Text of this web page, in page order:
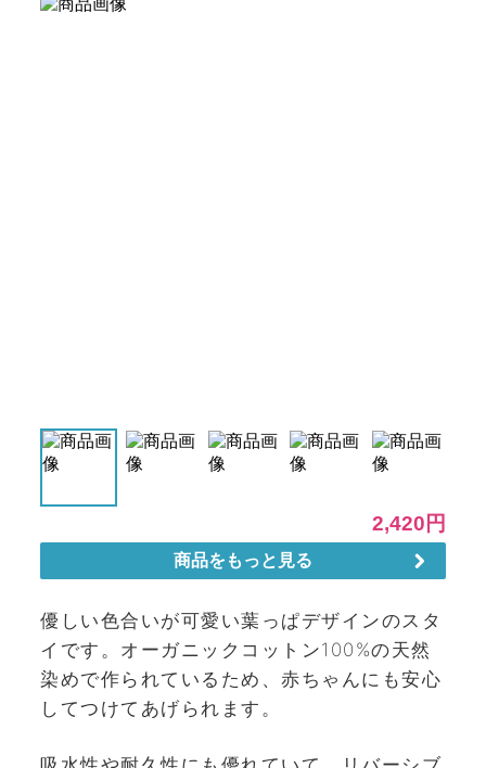
優しい色合いが可愛い葉っぱデザインのスタ
イです。オーガニックコットン100%の天然
染めで作られているため、赤ちゃんにも安心
してつけてあげられます。